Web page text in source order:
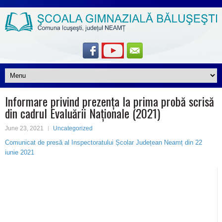
Informare privind prezența la prima probă scrisă
din cadrul Evaluării Naționale (2021)
June 23, 2021 Uncategorized
Comunicat de presă al Inspectoratului Școlar Județean Neamț din 22
iunie 2021